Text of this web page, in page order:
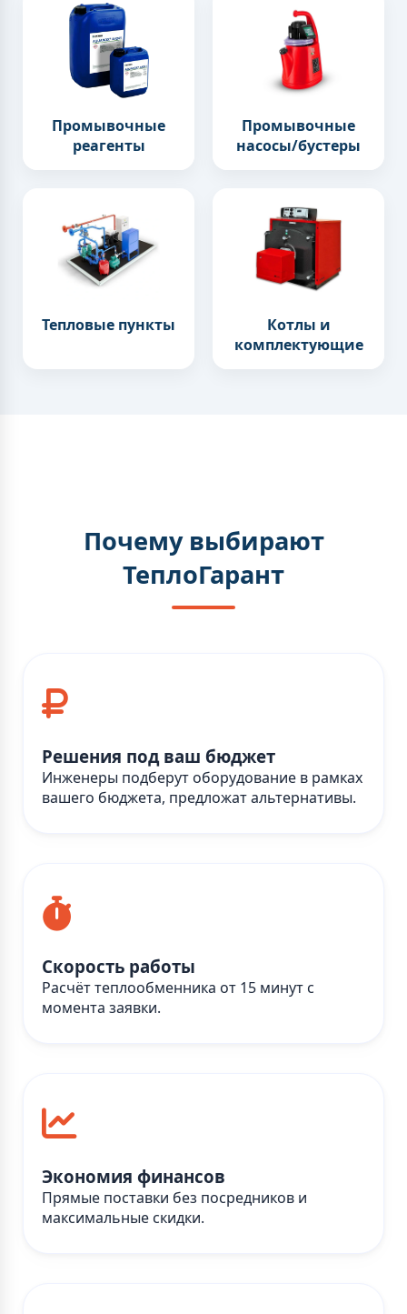
Промывочные
реагенты
Промывочные
насосы/бустеры
Тепловые пункты
Котлы и
комплектующие
Почему выбирают
ТеплоГарант
Решения под ваш бюджет
Инженеры подберут оборудование в рамках
вашего бюджета, предложат альтернативы.
Скорость работы
Расчёт теплообменника от 15 минут с
момента заявки.
Экономия финансов
Прямые поставки без посредников и
максимальные скидки.